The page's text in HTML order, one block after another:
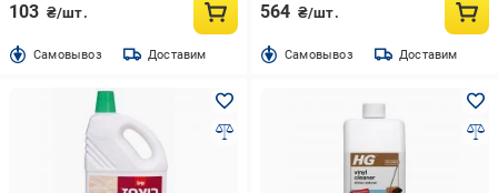
103 ₴/шт.
Cамовывоз Доставим
564 ₴/шт.
Cамовывоз Доставим